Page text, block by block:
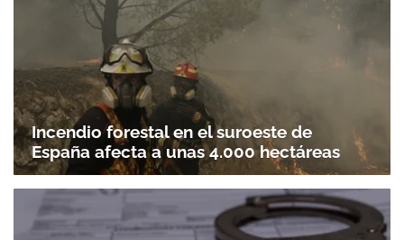
Incendio forestal en el suroeste de
España afecta a unas 4.000 hectáreas